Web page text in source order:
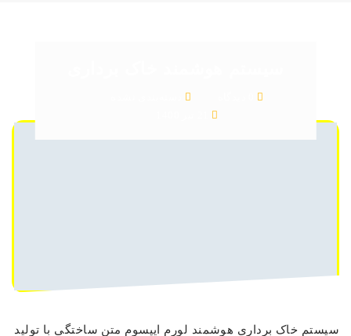
سیستم خاک برداری هوشمند لورم ایپسوم متن ساختگی با تولید